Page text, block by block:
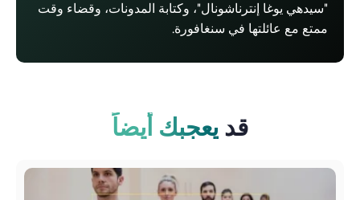
"سيدهي يوغا إنترناشونال"، وكتابة المدونات، وقضاء وقت
ممتع مع عائلتها في سنغافورة.
قديعجبك أيضاً